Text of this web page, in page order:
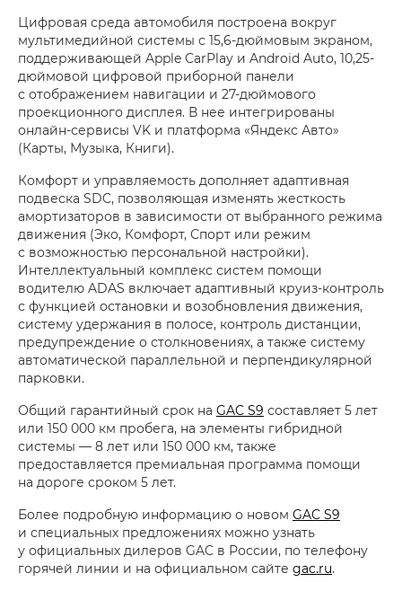
Цифровая среда автомобиля построена вокруг
мультимедийной системы с 15,6-дюймовым экраном,
поддерживающей Apple CarPlay и Android Auto, 10,25-
дюймовой цифровой приборной панели
с отображением навигации и 27-дюймового
проекционного дисплея. В нее интегрированы
онлайн-сервисы VK и платформа «Яндекс Авто»
(Карты, Музыка, Книги).
Комфорт и управляемость дополняет адаптивная
подвеска SDC, позволяющая изменять жесткость
амортизаторов в зависимости от выбранного режима
движения (Эко, Комфорт, Спорт или режим
с возможностью персональной настройки).
Интеллектуальный комплекс систем помощи
водителю ADAS включает адаптивный круиз-контроль
с функцией остановки и возобновления движения,
систему удержания в полосе, контроль дистанции,
предупреждение о столкновениях, а также систему
автоматической параллельной и перпендикулярной
парковки.
Общий гарантийный срок на GAC S9 составляет 5 лет
или 150 000 км пробега, на элементы гибридной
системы — 8 лет или 150 000 км, также
предоставляется премиальная программа помощи
на дороге сроком 5 лет.
Более подробную информацию о новом GAC S9
и специальных предложениях можно узнать
у официальных дилеров GAC в России, по телефону
горячей линии и на официальном сайте gac.ru.